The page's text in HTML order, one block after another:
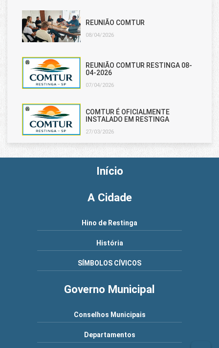
REUNIÃO COMTUR
08/04/2026
REUNIÃO COMTUR RESTINGA 08-
04-2026
07/04/2026
COMTUR É OFICIALMENTE
INSTALADO EM RESTINGA
27/03/2026
Início
A Cidade
Hino de Restinga
História
SÍMBOLOS CÍVICOS
Governo Municipal
Conselhos Municipais
Departamentos